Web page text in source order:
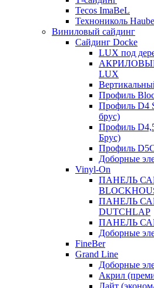
Tecos ImaBeL
Технониколь
Виниловый сайдинг
Сайдинг Docke
LUX под
LUX
Профиль
Профиль D4
брус)
Профиль
Брус)
Профиль
Доборные
Vinyl-On
ПАНЕЛЬ
ПАНЕЛЬ
DUTCHLAP
ПАНЕЛЬ
Доборные
FineBer
Grand Line
Доборные
Акрил
Лайт